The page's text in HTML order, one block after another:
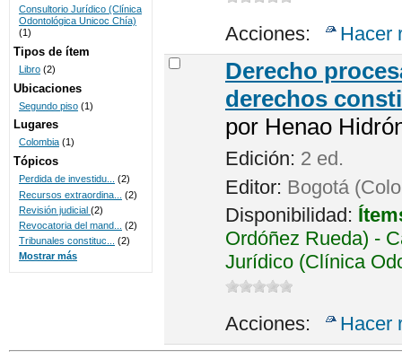
Acciones: Hacer
Derecho
derechos
por Henao
Edición: 2 ed.
Editor: Bogotá
Disponibilidad:
Ordóñez Rueda) -
Jurídico (Clínica
Acciones: Hacer
Consultorio Jurídico (Clínica
Odontológica Unicoc Chía)
(1)
Tipos de ítem
Libro (2)
Ubicaciones
Segundo piso (1)
Lugares
Colombia (1)
Tópicos
Perdida de investidu... (2)
Recursos extraordina...
(2)
Revisión judicial (2)
Revocatoria del mand...
(2)
Tribunales constituc...
(2)
Mostrar más